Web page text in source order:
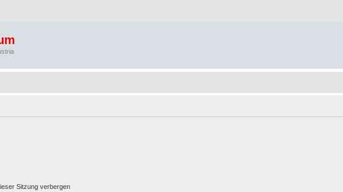
Sitzung verbergen